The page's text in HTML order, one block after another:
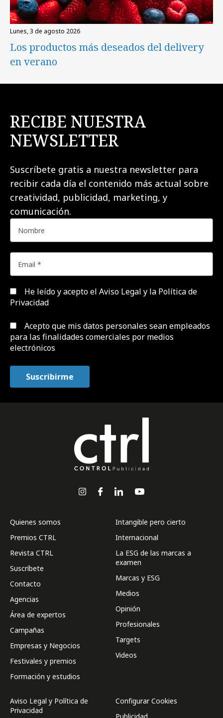
lunes, 3 de agosto 2026
Los productos más deseados del delivery
en verano
RECIBE NUESTRA
NEWSLETTER
Suscríbete gratis a nuestra newsletter para
recibir cada día el contenido más actual sobre
creatividad, publicidad, marketing, y
comunicación.
He leído y acepto el Aviso Legal y la Política de
Privacidad
Acepto que mis datos personales sean empleados
para las finalidades comerciales por medios
electrónicos
Quienes somos
Premios CTRL
Revista CTRL
Suscríbete
Contacto
Agencias
Área de expertos
Campañas
Empresas y Negocios
Festivales y premios
Formación y estudios
Intangible pero cierto
Internacional
La ESG de las marcas a
examen
Marcas y ESG
Medios
Opinión
Profesionales
Targets
Videos
Aviso Legal y Política de
Privacidad
Configurar Cookies